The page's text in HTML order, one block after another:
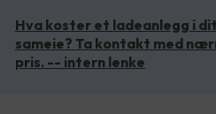
Hva koster et ladeanlegg i
sameie? Ta kontakt med
pris. -- intern lenke